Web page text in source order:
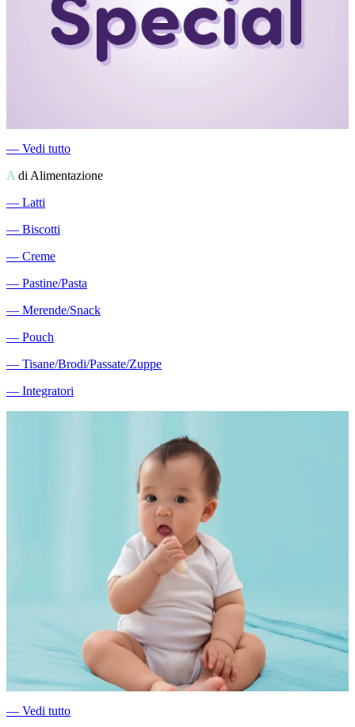
― Vedi tutto
A di Alimentazione
― Latti
― Biscotti
― Creme
― Pastine/Pasta
― Merende/Snack
― Pouch
― Tisane/Brodi/Passate/Zuppe
― Integratori
― Vedi tutto